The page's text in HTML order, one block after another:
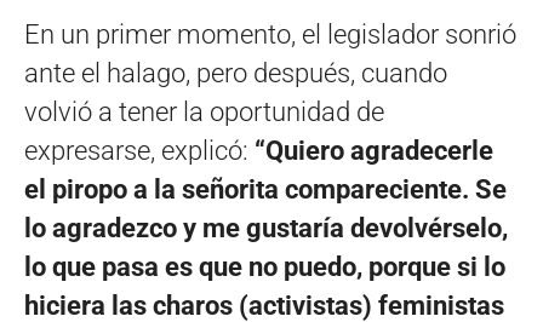
En un primer momento, el legislador sonrió
ante el halago, pero después, cuando
volvió a tener la oportunidad de
expresarse, explicó: “Quiero agradecerle
el piropo a la señorita compareciente. Se
lo agradezco y me gustaría devolvérselo,
lo que pasa es que no puedo, porque si lo
hiciera las charos (activistas) feministas